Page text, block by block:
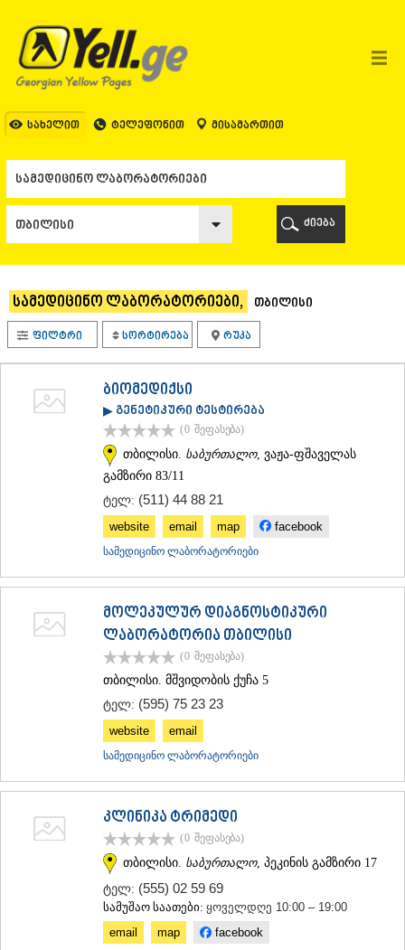
სახელით ტელეფონით მისამართით
ᲗᲑᲘᲚᲘᲡᲘ
ᲗᲑᲘᲚᲘᲡᲘ
ᲐᲤᲮᲐᲖᲔᲗᲘ
ᲒᲐᲚᲘ
ᲑᲐᲗᲣᲛᲘ
ᲥᲝᲑᲣᲚᲔᲗᲘ
ᲨᲣᲐᲮᲔᲕᲘ
ᲩᲐᲥᲕᲘ
ᲝᲖᲣᲠᲒᲔᲗᲘ
ᲩᲝᲮᲐᲢᲐᲣᲠᲘ
ᲣᲠᲔᲙᲘ
ᲘᲛᲔᲠᲔᲗᲘ
ᲑᲐᲦᲓᲐᲗᲘ
ᲖᲔᲡᲢᲐᲤᲝᲜᲘ
ᲒᲣᲠᲯᲐᲐᲜᲘ
ᲓᲔᲓᲝᲤᲚᲘᲡᲬᲧᲐᲠᲝ
ᲛᲪᲮᲔᲗᲐ
ᲡᲢᲔᲤᲐᲜᲬᲛᲘᲜᲓᲐ (ᲧᲐᲖᲑᲔᲒᲘ)
ᲠᲐᲭᲐ-ᲚᲔᲩᲮᲣᲛᲘ/ᲥᲕᲔᲛᲝ ᲡᲕᲐᲜᲔᲗᲘ
ძიება
სამედიცინო ლაბორატორიები, თბილისი
ფილტრი სორტირება რუკა
ბიომედიქსი
▶ გენეტიკური ტესტირება
(0 შეფასება)
თბილისი. საბურთალო, ვაჟა-ფშაველას
გამზირი 83/11
ტელ: (511) 44 88 21
website email map facebook
სამედიცინო ლაბორატორიები
მოლეკულურ დიაგნოსტიკური
ლაბორატორია თბილისი
(0 შეფასება)
თბილისი. მშვიდობის ქუჩა 5
ტელ: (595) 75 23 23
website email
სამედიცინო ლაბორატორიები
კლინიკა ტრიმედი
(0 შეფასება)
თბილისი. საბურთალო, პეკინის გამზირი 17
ტელ: (555) 02 59 69
სამუშაო საათები: ყოველდღე 10:00 – 19:00
email
map facebook